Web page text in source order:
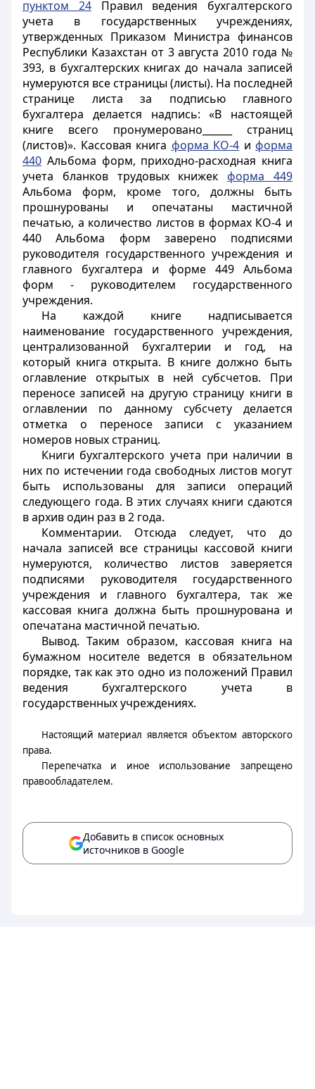
пунктом 24Правил ведения бухгалтерского
учета в государственных учреждениях,
утвержденных Приказом Министра финансов
Республики Казахстан от 3 августа 2010 года №
393, в бухгалтерских книгах до начала записей
нумеруются все страницы (листы). На последней
странице листа за подписью главного
бухгалтера делается надпись: «В настоящей
книге всего пронумеровано______ страниц
(листов)». Кассовая книга форма КО-4 и форма
440 Альбома форм, приходно-расходная книга
учета бланков трудовых книжекформа 449
Альбома форм, кроме того, должны быть
прошнурованы и опечатаны мастичной
печатью, а количество листов в формах КО-4 и
440 Альбома форм заверено подписями
руководителя государственного учреждения и
главного бухгалтера и форме 449 Альбома
форм - руководителем государственного
учреждения.
На каждой книге надписывается
наименование государственного учреждения,
централизованной бухгалтерии и год, на
который книга открыта. В книге должно быть
оглавление открытых в ней субсчетов. При
переносе записей на другую страницу книги в
оглавлении по данному субсчету делается
отметка о переносе записи с указанием
номеров новых страниц.
Книги бухгалтерского учета при наличии в
них по истечении года свободных листов могут
быть использованы для записи операций
следующего года. В этих случаях книги сдаются
в архив один раз в 2 года.
Комментарии. Отсюда следует, что до
начала записей все страницы кассовой книги
нумеруются, количество листов заверяется
подписями руководителя государственного
учреждения и главного бухгалтера, так же
кассовая книга должна быть прошнурована и
опечатана мастичной печатью.
Вывод. Таким образом, кассовая книга на
бумажном носителе ведется в обязательном
порядке, так как это одно из положений Правил
ведения бухгалтерского учета в
государственных учреждениях.
Настоящий материал является объектом авторского
права.
Перепечатка и иное использование запрещено
правообладателем.
Добавить в список основных
источников в Google